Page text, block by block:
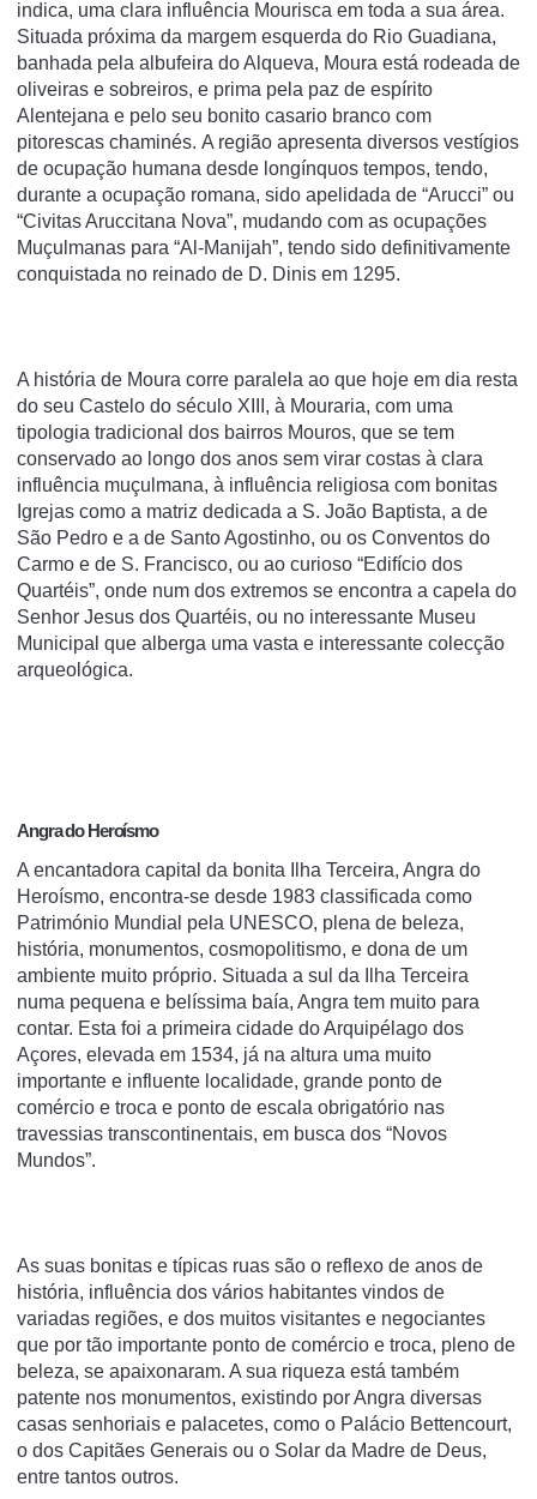
indica, uma clara influência Mourisca em toda a sua área.
Situada próxima da margem esquerda do Rio Guadiana,
banhada pela albufeira do Alqueva, Moura está rodeada de
oliveiras e sobreiros, e prima pela paz de espírito
Alentejana e pelo seu bonito casario branco com
pitorescas chaminés. A região apresenta diversos vestígios
de ocupação humana desde longínquos tempos, tendo,
durante a ocupação romana, sido apelidada de “Arucci” ou
“Civitas Aruccitana Nova”, mudando com as ocupações
Muçulmanas para “Al-Manijah”, tendo sido definitivamente
conquistada no reinado de D. Dinis em 1295.
A história de Moura corre paralela ao que hoje em dia resta
do seu Castelo do século XIII, à Mouraria, com uma
tipologia tradicional dos bairros Mouros, que se tem
conservado ao longo dos anos sem virar costas à clara
influência muçulmana, à influência religiosa com bonitas
Igrejas como a matriz dedicada a S. João Baptista, a de
São Pedro e a de Santo Agostinho, ou os Conventos do
Carmo e de S. Francisco, ou ao curioso “Edifício dos
Quartéis”, onde num dos extremos se encontra a capela do
Senhor Jesus dos Quartéis, ou no interessante Museu
Municipal que alberga uma vasta e interessante colecção
arqueológica.
Angra do Heroísmo
A encantadora capital da bonita Ilha Terceira, Angra do
Heroísmo, encontra-se desde 1983 classificada como
Património Mundial pela UNESCO, plena de beleza,
história, monumentos, cosmopolitismo, e dona de um
ambiente muito próprio. Situada a sul da Ilha Terceira
numa pequena e belíssima baía, Angra tem muito para
contar. Esta foi a primeira cidade do Arquipélago dos
Açores, elevada em 1534, já na altura uma muito
importante e influente localidade, grande ponto de
comércio e troca e ponto de escala obrigatório nas
travessias transcontinentais, em busca dos “Novos
Mundos”.
As suas bonitas e típicas ruas são o reflexo de anos de
história, influência dos vários habitantes vindos de
variadas regiões, e dos muitos visitantes e negociantes
que por tão importante ponto de comércio e troca, pleno de
beleza, se apaixonaram. A sua riqueza está também
patente nos monumentos, existindo por Angra diversas
casas senhoriais e palacetes, como o Palácio Bettencourt,
o dos Capitães Generais ou o Solar da Madre de Deus,
entre tantos outros.